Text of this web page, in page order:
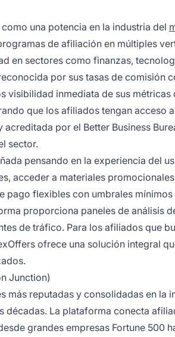
una potencia en la industria del
de afiliación en múltiples
en sectores como finanzas,
por sus tasas de comisión
visibilidad inmediata de sus
que los afiliados tengan acceso
acreditada por el Better Business
sector.
pensando en la experiencia del
acceder a materiales
pago flexibles con umbrales
proporciona paneles de análisis
de tráfico. Para los afiliados que
ofrece una solución integral
Junction)
más reputadas y consolidadas en la
décadas. La plataforma conecta
grandes empresas Fortune 500